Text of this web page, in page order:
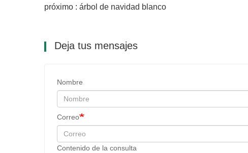
próximo : árbol de navidad blanco
Deja tus mensajes
Nombre
Correo
Contenido de la consulta